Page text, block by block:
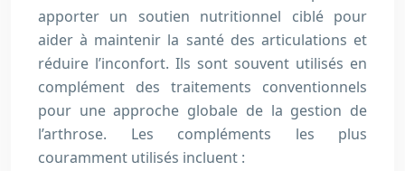
apporter un soutien nutritionnel ciblé pour
aider à maintenir la santé des articulations et
réduire l’inconfort. Ils sont souvent utilisés en
complément des traitements conventionnels
pour une approche globale de la gestion de
l’arthrose. Les compléments les plus
couramment utilisés incluent :